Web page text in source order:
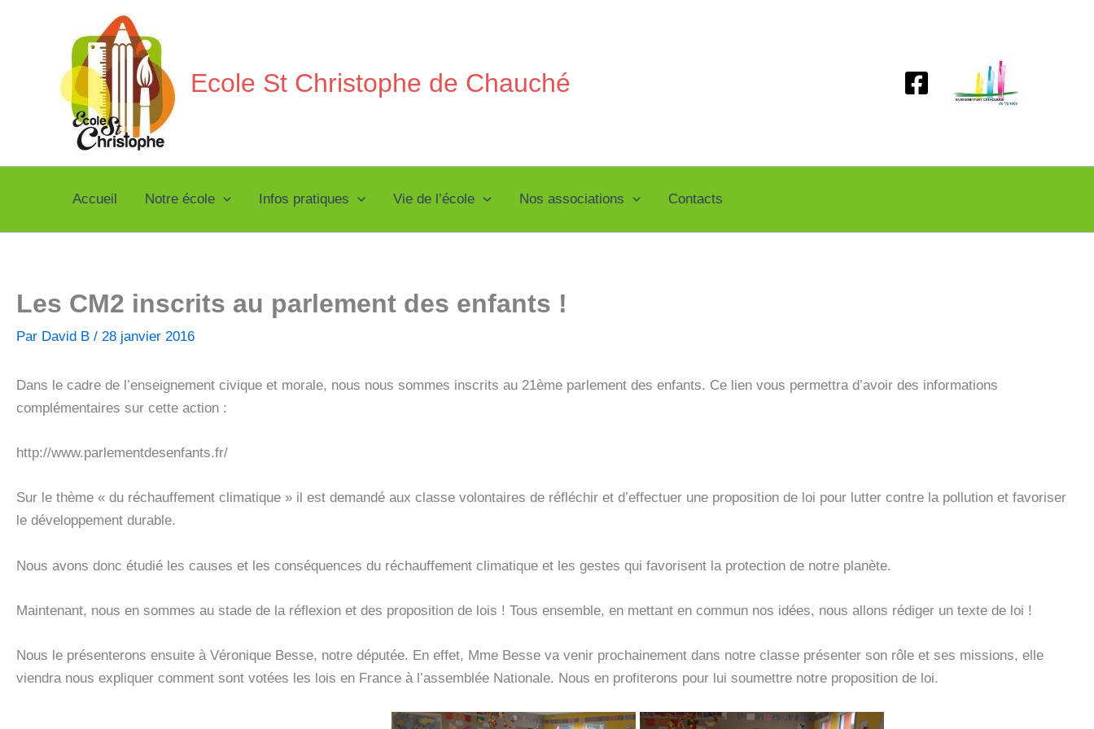
Ecole St Christophe de Chauché
Accueil Notre école Infos pratiques Vie de l’école Nos associations Contacts
Les CM2 inscrits au parlement des enfants !
Par David B / 28 janvier 2016
Dans le cadre de l’enseignement civique et morale, nous nous sommes inscrits au 21ème parlement des enfants. Ce lien vous permettra d’avoir des informations
complémentaires sur cette action :
http://www.parlementdesenfants.fr/
Sur le thème « du réchauffement climatique » il est demandé aux classe volontaires de réfléchir et d’effectuer une proposition de loi pour lutter contre la pollution et favoriser
le développement durable.
Nous avons donc étudié les causes et les conséquences du réchauffement climatique et les gestes qui favorisent la protection de notre planète.
Maintenant, nous en sommes au stade de la réflexion et des proposition de lois ! Tous ensemble, en mettant en commun nos idées, nous allons rédiger un texte de loi !
Nous le présenterons ensuite à Véronique Besse, notre députée. En effet, Mme Besse va venir prochainement dans notre classe présenter son rôle et ses missions, elle
viendra nous expliquer comment sont votées les lois en France à l’assemblée Nationale. Nous en profiterons pour lui soumettre notre proposition de loi.